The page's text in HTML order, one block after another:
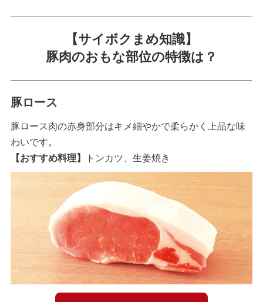
【サイボクまめ知識】
豚肉のおもな部位の特徴は？
豚ロース
豚ロース肉の赤身部分はキメ細やかで柔らかく上品な味
わいです。
【おすすめ料理】
トンカツ、生姜焼き